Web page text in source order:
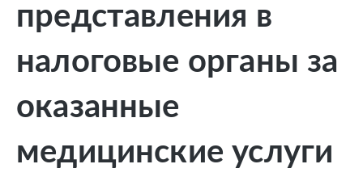
представления в
налоговые органы за
оказанные
медицинские услуги